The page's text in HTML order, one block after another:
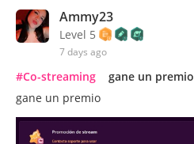
Ammy23
Level 5
7 days ago
#Co-streaming
gane un premio
gane un premio